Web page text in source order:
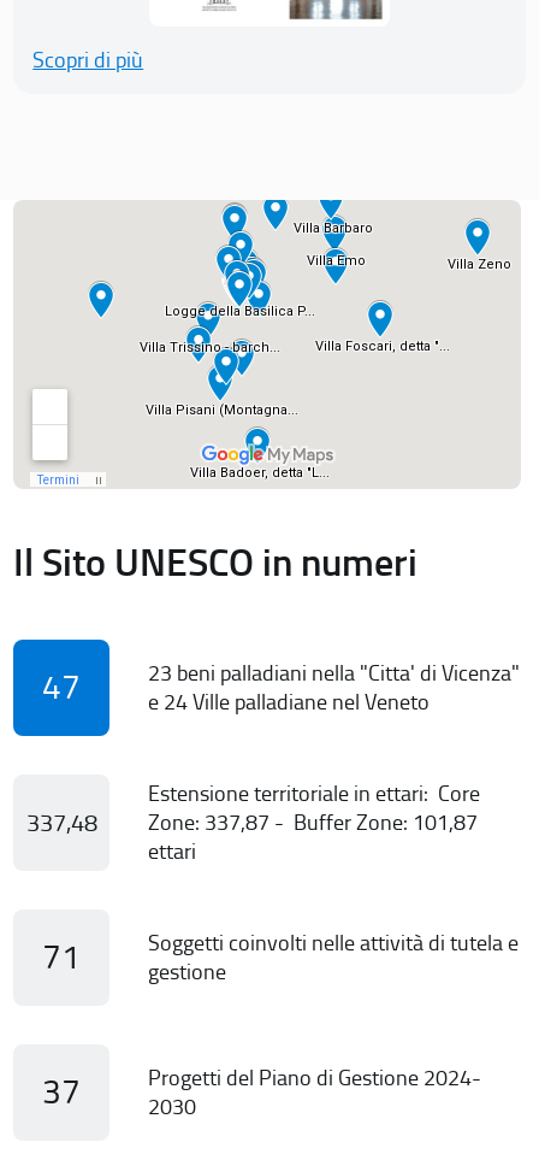
Scopri di più
Il Sito UNESCO in numeri
47
23 beni palladiani nella "Citta' di Vicenza"
e 24 Ville palladiane nel Veneto
337,48
Estensione territoriale in ettari: Core
Zone: 337,87 - Buffer Zone: 101,87
ettari
71
Soggetti coinvolti nelle attività di tutela e
gestione
37
Progetti del Piano di Gestione 2024-
2030